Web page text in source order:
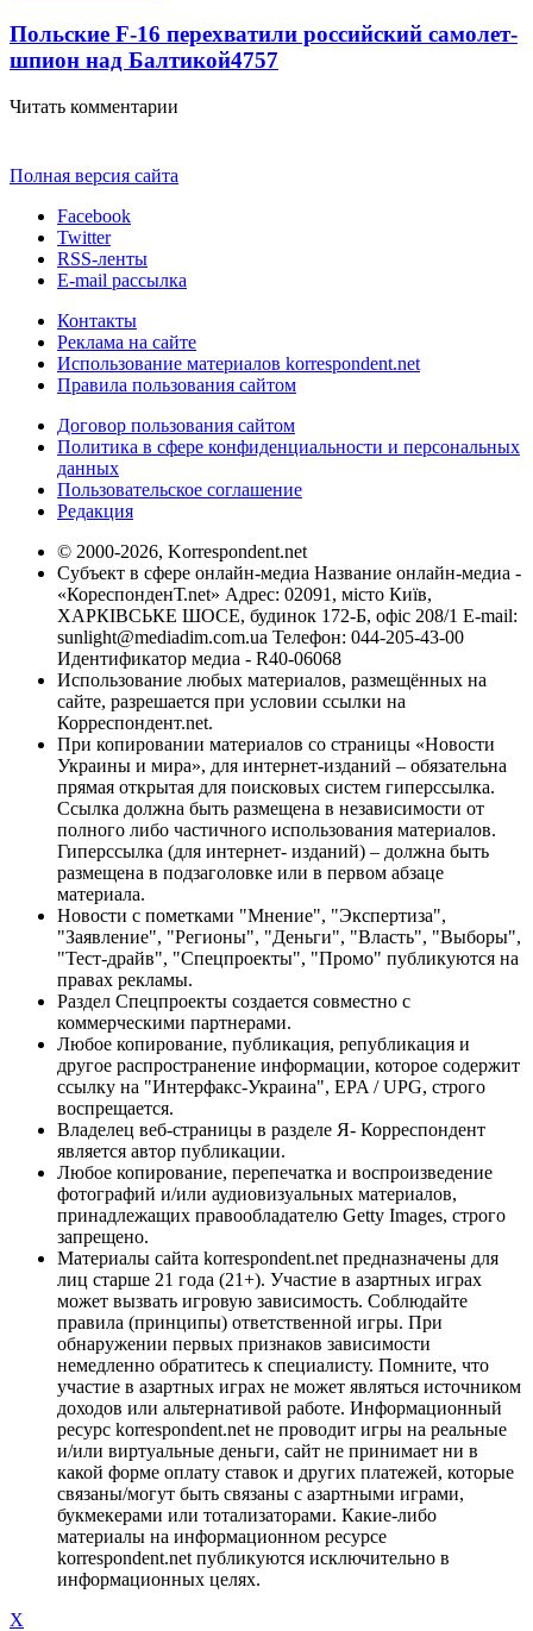
Польские F-16 перехватили российский самолет-
шпион над Балтикой4757
Читать комментарии
Полная версия сайта
Facebook
Twitter
RSS-ленты
E-mail рассылка
Контакты
Реклама на сайте
Использование материалов korrespondent.net
Правила пользования сайтом
Договор пользования сайтом
Политика в сфере конфиденциальности и персональных
данных
Пользовательское соглашение
Редакция
© 2000-2026, Korrespondent.net
Субъект в сфере онлайн-медиа Название онлайн-медиа -
«КореспонденТ.net» Адрес: 02091, місто Київ,
ХАРКІВСЬКЕ ШОСЕ, будинок 172-Б, офіс 208/1 E-mail:
sunlight@mediadim.com.ua Телефон: 044-205-43-00
Идентификатор медиа - R40-06068
Использование любых материалов, размещённых на
сайте, разрешается при условии ссылки на
Корреспондент.net.
При копировании материалов со страницы «Новости
Украины и мира», для интернет-изданий – обязательна
прямая открытая для поисковых систем гиперссылка.
Ссылка должна быть размещена в независимости от
полного либо частичного использования материалов.
Гиперссылка (для интернет- изданий) – должна быть
размещена в подзаголовке или в первом абзаце
материала.
Новости с пометками "Мнение", "Экспертиза",
"Заявление", "Регионы", "Деньги", "Власть", "Выборы",
"Тест-драйв", "Спецпроекты", "Промо" публикуются на
правах рекламы.
Раздел Спецпроекты создается совместно с
коммерческими партнерами.
Любое копирование, публикация, републикация и
другое распространение информации, которое содержит
ссылку на "Интерфакс-Украина", EPA / UPG, строго
воспрещается.
Владелец веб-страницы в разделе Я- Корреспондент
является автор публикации.
Любое копирование, перепечатка и воспроизведение
фотографий и/или аудиовизуальных материалов,
принадлежащих правообладателю Getty Images, строго
запрещено.
Материалы сайта korrespondent.net предназначены для
лиц старше 21 года (21+). Участие в азартных играх
может вызвать игровую зависимость. Соблюдайте
правила (принципы) ответственной игры. При
обнаружении первых признаков зависимости
немедленно обратитесь к специалисту. Помните, что
участие в азартных играх не может являться источником
доходов или альтернативой работе. Информационный
ресурс korrespondent.net не проводит игры на реальные
и/или виртуальные деньги, сайт не принимает ни в
какой форме оплату ставок и других платежей, которые
связаны/могут быть связаны с азартными играми,
букмекерами или тотализаторами. Какие-либо
материалы на информационном ресурсе
korrespondent.net публикуются исключительно в
информационных целях.
X